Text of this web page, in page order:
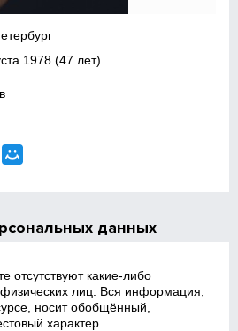
1978 (47 лет)
данных
отсутствуют какие‑либо
лиц. Вся информация,
носит обобщённый,
характер.